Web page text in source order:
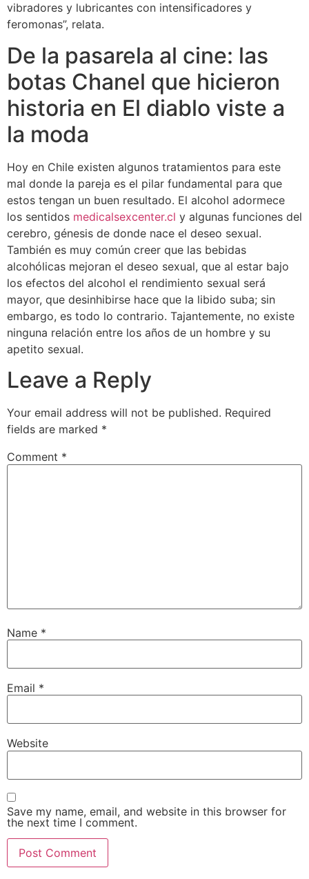
vibradores y lubricantes con intensificadores y
feromonas”, relata.
De la pasarela al cine: las
botas Chanel que hicieron
historia en El diablo viste a
la moda
Hoy en Chile existen algunos tratamientos para este
mal donde la pareja es el pilar fundamental para que
estos tengan un buen resultado. El alcohol adormece
los sentidos medicalsexcenter.cl y algunas funciones del
cerebro, génesis de donde nace el deseo sexual.
También es muy común creer que las bebidas
alcohólicas mejoran el deseo sexual, que al estar bajo
los efectos del alcohol el rendimiento sexual será
mayor, que desinhibirse hace que la libido suba; sin
embargo, es todo lo contrario. Tajantemente, no existe
ninguna relación entre los años de un hombre y su
apetito sexual.
Leave a Reply
Your email address will not be published. Required
fields are marked *
Comment *
Name *
Email *
Website
Save my name, email, and website in this browser for
the next time I comment.